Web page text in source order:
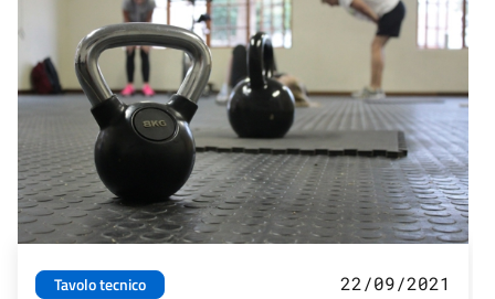
Tavolo tecnico
22/09/2021